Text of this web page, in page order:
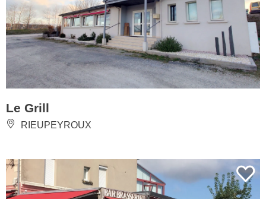
Le Grill
RIEUPEYROUX